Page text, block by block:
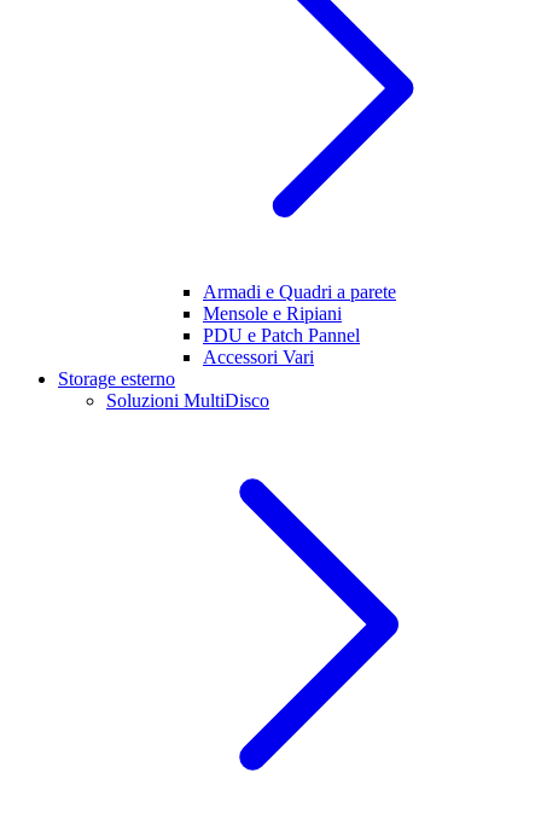
Armadi e Quadri a parete
Mensole e Ripiani
PDU e Patch Pannel
Accessori Vari
Storage esterno
Soluzioni MultiDisco